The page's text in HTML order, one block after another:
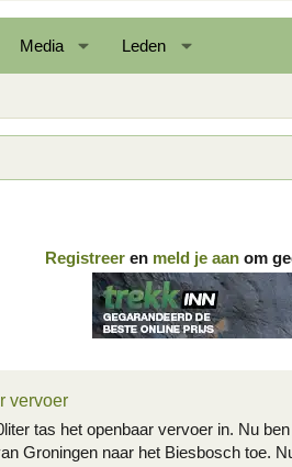
Media Leden
Registreer en meld je aan om
vervoer
tas het openbaar vervoer in. Nu
Groningen naar het Biesbosch toe.